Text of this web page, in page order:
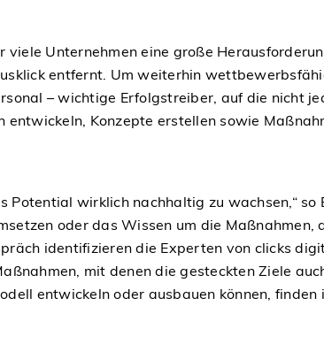
Unternehmen eine große
entfernt. Um weiterhin
– wichtige Erfolgstreiber, auf die nicht
Konzepte erstellen sowie
Potential wirklich nachhaltig zu wachsen,“
oder das Wissen um die Maßnahmen,
identifizieren die Experten von clicks
mit denen die gesteckten Ziele
entwickeln oder ausbauen können,